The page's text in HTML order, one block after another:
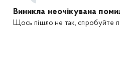
Виникла неочікувана
Щось пішло не так, спробуйте